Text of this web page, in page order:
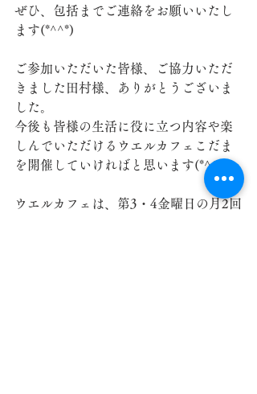
ぜひ、包括までご連絡をお願いいたし
ます(*^^*)
ご参加いただいた皆様、ご協力いただ
きました田村様、ありがとうございま
した。
今後も皆様の生活に役に立つ内容や楽
しんでいただけるウエルカフェこだま
を開催していければと思います(*^^*)
ウエルカフェは、第3・4金曜日の月2回